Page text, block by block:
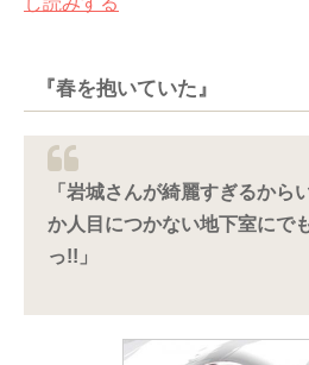
『春を抱いていた』
「岩城さんが綺麗すぎるから
か人目につかない地下室にで
っ!!」